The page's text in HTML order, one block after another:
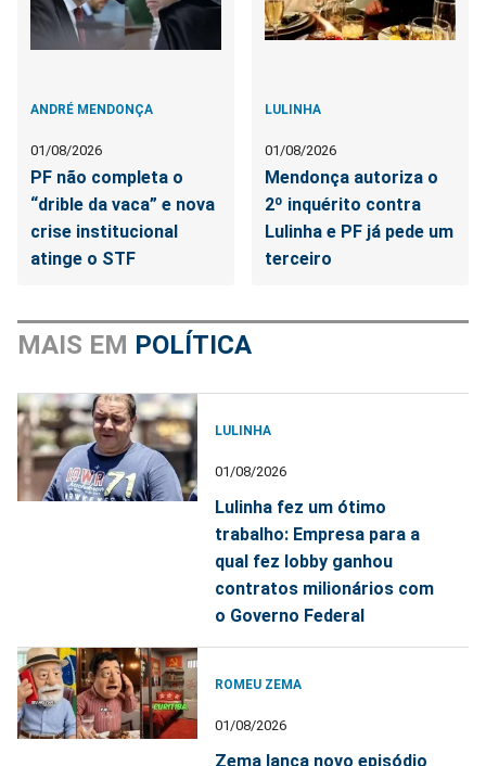
ANDRÉ MENDONÇA
01/08/2026
PF não completa o
“drible da vaca” e nova
crise institucional
atinge o STF
LULINHA
01/08/2026
Mendonça autoriza o
2º inquérito contra
Lulinha e PF já pede um
terceiro
MAIS EM POLÍTICA
LULINHA
01/08/2026
Lulinha fez um ótimo
trabalho: Empresa para a
qual fez lobby ganhou
contratos milionários com
o Governo Federal
ROMEU ZEMA
01/08/2026
Zema lança novo episódio